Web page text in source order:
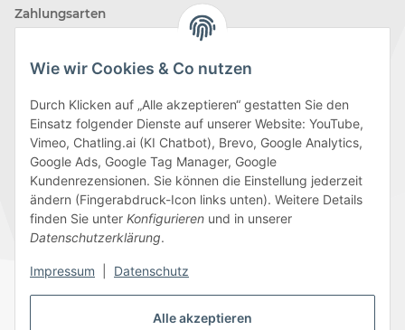
Alle akzeptieren
Wie wir Cookies & Co nutzen
Durch Klicken auf „Alle akzeptieren“ gestatten Sie den
Einsatz folgender Dienste auf unserer Website: YouTube,
Vimeo, Chatling.ai (KI Chatbot), Brevo, Google Analytics,
Google Ads, Google Tag Manager, Google
Kundenrezensionen. Sie können die Einstellung jederzeit
ändern (Fingerabdruck-Icon links unten). Weitere Details
finden Sie unter Konfigurieren und in unserer
Datenschutzerklärung.
Impressum Datenschutz
Zahlungsarten
Wir versenden mit
Folge uns